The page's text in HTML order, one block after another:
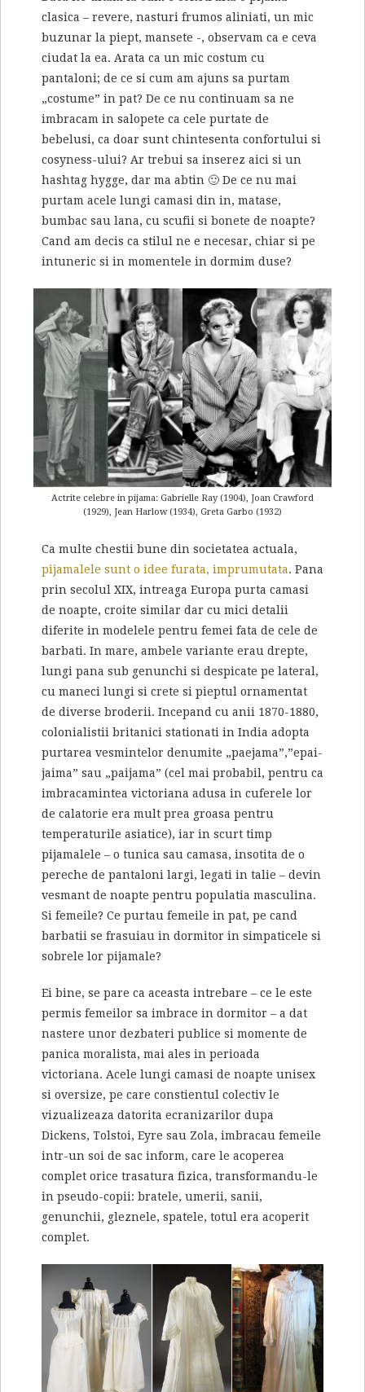
clasica – revere, nasturi frumos aliniati, un mic
buzunar la piept, mansete -, observam ca e ceva
ciudat la ea. Arata ca un mic costum cu
pantaloni; de ce si cum am ajuns sa purtam
„costume” in pat? De ce nu continuam sa ne
imbracam in salopete ca cele purtate de
bebelusi, ca doar sunt chintesenta confortului si
cosyness-ului? Ar trebui sa inserez aici si un
hashtag hygge, dar ma abtin 🙂 De ce nu mai
purtam acele lungi camasi din in, matase,
bumbac sau lana, cu scufii si bonete de noapte?
Cand am decis ca stilul ne e necesar, chiar si pe
intuneric si in momentele in dormim duse?
Actrite celebre in pijama: Gabrielle Ray (1904), Joan Crawford
(1929), Jean Harlow (1934), Greta Garbo (1932)
Ca multe chestii bune din societatea actuala,
pijamalele sunt o idee furata, imprumutata. Pana
prin secolul XIX, intreaga Europa purta camasi
de noapte, croite similar dar cu mici detalii
diferite in modelele pentru femei fata de cele de
barbati. In mare, ambele variante erau drepte,
lungi pana sub genunchi si despicate pe lateral,
cu maneci lungi si crete si pieptul ornamentat
de diverse broderii. Incepand cu anii 1870-1880,
colonialistii britanici stationati in India adopta
purtarea vesmintelor denumite „paejama”,”epai-
jaima” sau „paijama” (cel mai probabil, pentru ca
imbracamintea victoriana adusa in cuferele lor
de calatorie era mult prea groasa pentru
temperaturile asiatice), iar in scurt timp
pijamalele – o tunica sau camasa, insotita de o
pereche de pantaloni largi, legati in talie – devin
vesmant de noapte pentru populatia masculina.
Si femeile? Ce purtau femeile in pat, pe cand
barbatii se frasuiau in dormitor in simpaticele si
sobrele lor pijamale?
Ei bine, se pare ca aceasta intrebare – ce le este
permis femeilor sa imbrace in dormitor – a dat
nastere unor dezbateri publice si momente de
panica moralista, mai ales in perioada
victoriana. Acele lungi camasi de noapte unisex
si oversize, pe care constientul colectiv le
vizualizeaza datorita ecranizarilor dupa
Dickens, Tolstoi, Eyre sau Zola, imbracau femeile
intr-un soi de sac inform, care le acoperea
complet orice trasatura fizica, transformandu-le
in pseudo-copii: bratele, umerii, sanii,
genunchii, gleznele, spatele, totul era acoperit
complet.